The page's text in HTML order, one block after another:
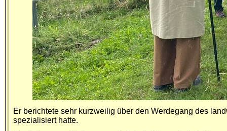
Er berichtete sehr kurzweilig über den Werdegang des
spezialisiert hatte.